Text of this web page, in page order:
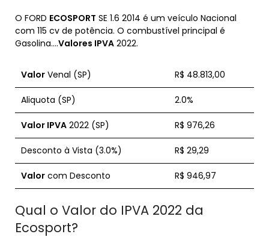
O FORD ECOSPORT SE 1.6 2014 é um veículo Nacional
com 115 cv de potência. O combustível principal é
Gasolina….Valores IPVA 2022.
Valor Venal (SP) R$ 48.813,00
Aliquota (SP) 2.0%
Valor IPVA 2022 (SP) R$ 976,26
Desconto à Vista (3.0%) R$ 29,29
Valor com Desconto R$ 946,97
Qual o Valor do IPVA 2022 da
Ecosport?